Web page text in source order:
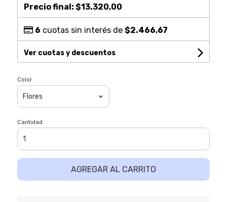
Precio final: $13.320,00
6 cuotas sin interés de $2.466,67
Ver cuotas y descuentos
Color
Cantidad
AGREGAR AL CARRITO